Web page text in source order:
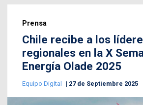
Prensa
Chile recibe a los
regionales en la X
Energía Olade 2025
Equipo Digital 27 de Septiembre 2025